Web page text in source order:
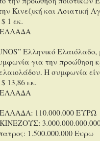
Κινεζική και Ασιατική
1 εκ.
Ελληνικό
για την προώθηση
Η συμφωνία
13,86 εκ.
110.000.000 ΕΥΡΩ
1.500.000.000 Ευρω